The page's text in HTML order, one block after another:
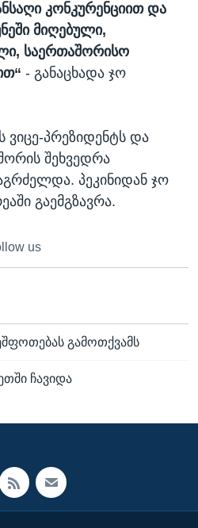
კონკურენციით და
მიღებული,
საერთაშორისო
- განაცხადა ჯო
ვიცე-პრეზიდენტს და
შეხვედრა
პეკინიდან ჯო
გაემგზავრა.
us
გამოთქვამს
ჩავიდა